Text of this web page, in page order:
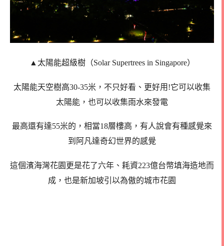
▲太陽能超級樹（Solar Supertrees in Singapore）
太陽能天空樹高30-35米，不只好看、更好用!它可以收集
太陽能，也可以收集雨水來發電
最高還有達55米的，相當18層樓高，有人說會有種感覺來
到阿凡達奇幻世界的感覺
這個濱海灣花園更是花了六年、耗資223億台幣填海造地而
成，也是新加坡引以為傲的城市花園